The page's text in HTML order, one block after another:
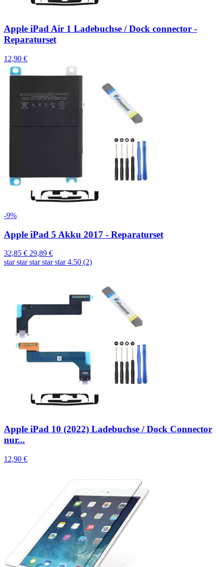
Apple iPad Air 1 Ladebuchse / Dock connector -
Reparaturset
12,90 €
-9%
Apple iPad 5 Akku 2017 - Reparaturset
32,85 € 29,89 €
star star star star star 4.50 (2)
Apple iPad 10 (2022) Ladebuchse / Dock Connector
nur...
12,90 €